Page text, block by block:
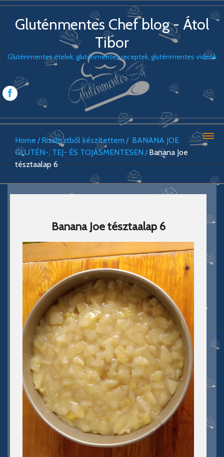
Gluténmentes Chef blog - Átol
Tibor
Gluténmentes ételek, gluténmentes receptek, gluténmentes videók
Home Rizslisztből készítettem
BANANA JOE
GLUTÉN-, TEJ- ÉS TOJÁSMENTESEN
Banana Joe
tésztaalap 6
Banana Joe tésztaalap 6